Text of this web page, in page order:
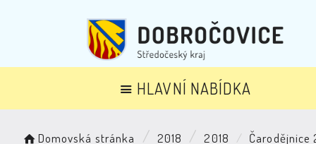
HLAVNÍ NABÍDKA
Domovská stránka 2018 2018 Čarodějnice